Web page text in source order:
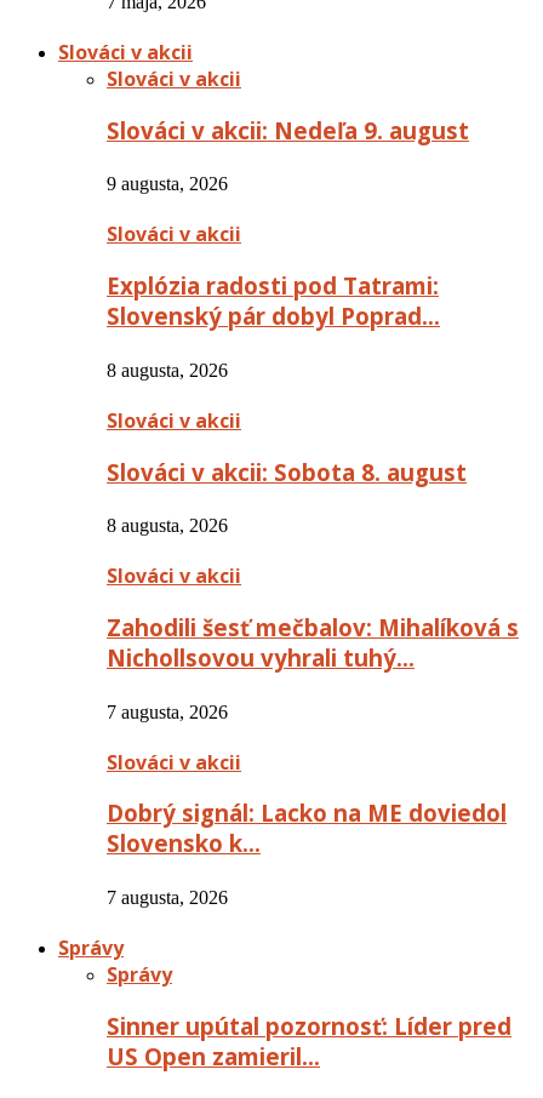
Slováci v akcii
Slováci v akcii
Slováci v akcii: Nedeľa 9. august
9 augusta, 2026
Slováci v akcii
Explózia radosti pod Tatrami:
Slovenský pár dobyl Poprad…
8 augusta, 2026
Slováci v akcii
Slováci v akcii: Sobota 8. august
8 augusta, 2026
Slováci v akcii
Zahodili šesť mečbalov: Mihalíková s
Nichollsovou vyhrali tuhý…
7 augusta, 2026
Slováci v akcii
Dobrý signál: Lacko na ME doviedol
Slovensko k…
7 augusta, 2026
Správy
Správy
Sinner upútal pozornosť: Líder pred
US Open zamieril…